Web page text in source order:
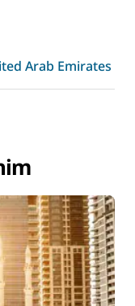
Arab Emirates